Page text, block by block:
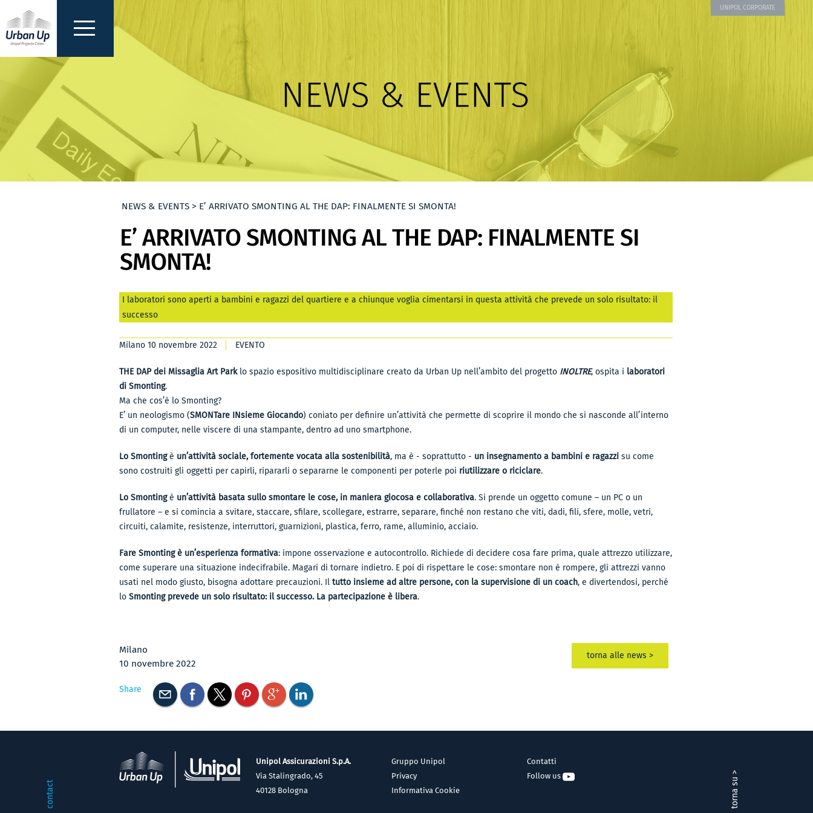
UNIPOL CORPORATE
NEWS & EVENTS > E’ ARRIVATO SMONTING AL THE DAP: FINALMENTE SI SMONTA!
E’ ARRIVATO SMONTING AL THE DAP: FINALMENTE SI
SMONTA!
I laboratori sono aperti a bambini e ragazzi del quartiere e a chiunque voglia cimentarsi in questa attività che prevede un solo risultato: il
successo
Milano 10 novembre 2022 EVENTO
THE DAP dei Missaglia Art Parklo spazio espositivo multidisciplinare creato da Urban Up nell’ambito del progetto INOLTRE, ospita i laboratori
di Smonting.
Ma che cos’è lo Smonting?
E’ un neologismo (SMONTare INsieme Giocando) coniato per definire un’attività che permette di scoprire il mondo che si nasconde all’interno
di un computer, nelle viscere di una stampante, dentro ad uno smartphone.
Lo Smontingè un’attività sociale, fortemente vocata alla sostenibilità, ma è - soprattutto - un insegnamento a bambini e ragazzisu come
sono costruiti gli oggetti per capirli, ripararli o separarne le componenti per poterle poi riutilizzare o riciclare.
Lo Smontingè un’attività basata sullo smontare le cose, in maniera giocosa e collaborativa. Si prende un oggetto comune – un PC o un
frullatore – e si comincia a svitare, staccare, sfilare, scollegare, estrarre, separare, finché non restano che viti, dadi, fili, sfere, molle, vetri,
circuiti, calamite, resistenze, interruttori, guarnizioni, plastica, ferro, rame, alluminio, acciaio.
Fare Smonting è un’esperienza formativa: impone osservazione e autocontrollo. Richiede di decidere cosa fare prima, quale attrezzo utilizzare,
come superare una situazione indecifrabile. Magari di tornare indietro. E poi di rispettare le cose: smontare non è rompere, gli attrezzi vanno
usati nel modo giusto, bisogna adottare precauzioni. Il tutto insieme ad altre persone, con la supervisione di un coach, e divertendosi, perché
lo Smonting prevede un solo risultato: il successo. La partecipazione è libera.
Milano
10 novembre 2022
torna alle news >
Share
contact
Unipol Assicurazioni S.p.A.
Via Stalingrado, 45
40128 Bologna
Gruppo Unipol
Privacy
Informativa Cookie
Contatti
Follow us
torna su >